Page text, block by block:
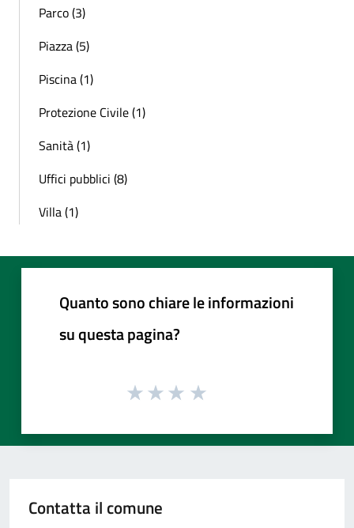
Parco (3)
Piazza (5)
Piscina (1)
Protezione Civile (1)
Sanità (1)
Uffici pubblici (8)
Villa (1)
Quanto sono chiare le informazioni
su questa pagina?
Contatta il comune